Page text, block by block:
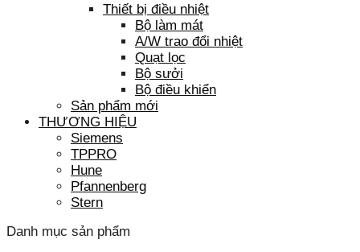
Thiết bị điều nhiệt
Bộ làm mát
A/W trao đổi nhiệt
Quạt lọc
Bộ sưởi
Bộ điều khiển
Sản phẩm mới
THƯƠNG HIỆU
Siemens
TPPRO
Hune
Pfannenberg
Stern
Danh mục sản phẩm